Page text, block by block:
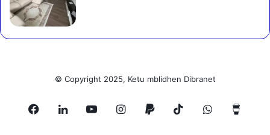
j
e
© Copyright 2025, Ketu mblidhen Dibranet
Facebook
LinkedInYouTubeInstagram
Paypal TikTokWhatsApp